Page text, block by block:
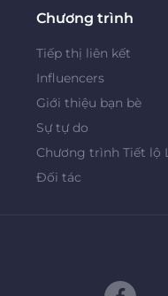
Chương trình
Tiếp thị liên kết
Influencers
Giới thiệu bạn bè
Sự tự do
Chương trình Tiết lộ
Đối tác